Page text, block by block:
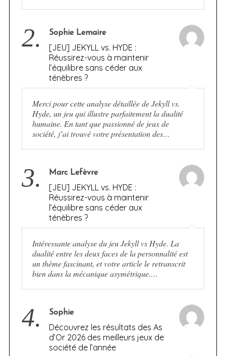
2. Sophie Lemaire
[JEU] JEKYLL vs. HYDE :
Réussirez-vous à maintenir
l’équilibre sans céder aux
ténèbres ?
Merci pour cette analyse détaillée de Jekyll vs.
Hyde, un jeu qui illustre parfaitement la dualité
humaine. En tant que passionné de jeux de
société, j’ai trouvé votre présentation des…
3. Marc Lefèvre
[JEU] JEKYLL vs. HYDE :
Réussirez-vous à maintenir
l’équilibre sans céder aux
ténèbres ?
Intéressante analyse du jeu Jekyll vs Hyde. La
dualité entre les deux faces de la personnalité est
un thème fascinant, et votre article le retranscrit
bien dans la mécanique asymétrique.…
4. Sophie
Découvrez les résultats des As
d’Or 2026 des meilleurs jeux de
société de l’année